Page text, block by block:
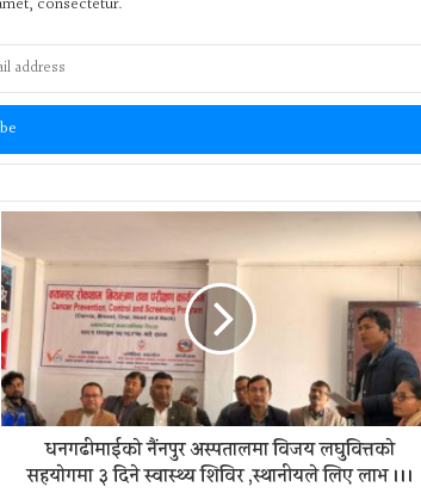
consectetur.
धनगढीमाईको नैंनपुर अस्पतालमा विजय लघुवित्तको
सहयोगमा ३ दिने स्वास्थ्य शिविर ,स्थानीयले लिए लाभ ।।।